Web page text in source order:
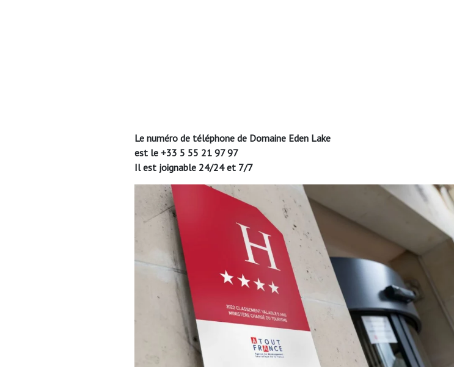
Le numéro de téléphone de Domaine Eden Lake
est le +33 5 55 21 97 97
Il est joignable 24/24 et 7/7